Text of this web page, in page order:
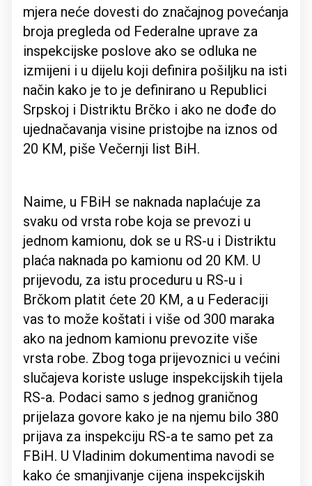
mjera neće dovesti do značajnog povećanja
broja pregleda od Federalne uprave za
inspekcijske poslove ako se odluka ne
izmijeni i u dijelu koji definira pošiljku na isti
način kako je to je definirano u Republici
Srpskoj i Distriktu Brčko i ako ne dođe do
ujednačavanja visine pristojbe na iznos od
20 KM, piše Večernji list BiH.
Naime, u FBiH se naknada naplaćuje za
svaku od vrsta robe koja se prevozi u
jednom kamionu, dok se u RS-u i Distriktu
plaća naknada po kamionu od 20 KM. U
prijevodu, za istu proceduru u RS-u i
Brčkom platit ćete 20 KM, a u Federaciji
vas to može koštati i više od 300 maraka
ako na jednom kamionu prevozite više
vrsta robe. Zbog toga prijevoznici u većini
slučajeva koriste usluge inspekcijskih tijela
RS-a. Podaci samo s jednog graničnog
prijelaza govore kako je na njemu bilo 380
prijava za inspekciju RS-a te samo pet za
FBiH. U Vladinim dokumentima navodi se
kako će smanjivanje cijena inspekcijskih